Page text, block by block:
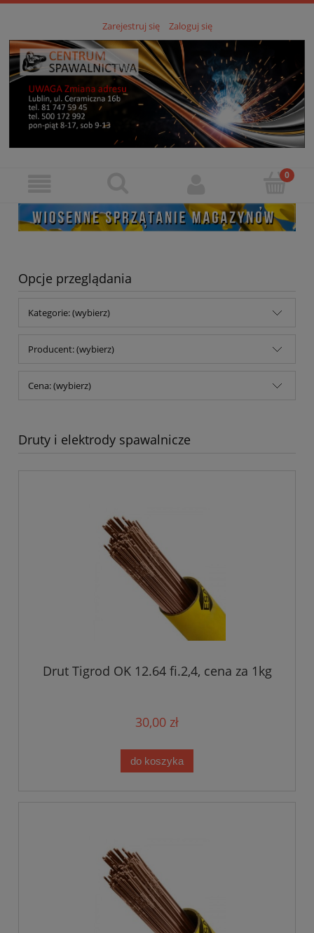
Zarejestruj się Zaloguj się
Opcje przeglądania
Kategorie: (wybierz)
Producent: (wybierz)
Cena: (wybierz)
Druty i elektrody spawalnicze
Drut Tigrod OK 12.64 fi.2,4, cena za 1kg
30,00 zł
do koszyka